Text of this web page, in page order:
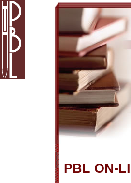
PBL ON-